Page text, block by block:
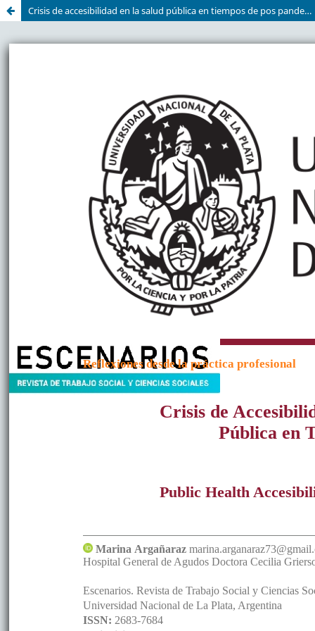
Crisis de accesibilidad en la salud pública en tiempos de pos pandemia